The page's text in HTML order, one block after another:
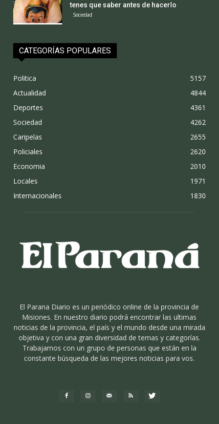
tenes que saber antes de hacerlo
Sociedad
CATEGORÍAS POPULARES
Politica
5157
Actualidad
4844
Deportes
4361
Sociedad
4262
Caripelas
2655
Policiales
2620
Economia
2010
Locales
1971
Internacionales
1830
El Parana Diario es un periódico online de la provincia de
Misiones. En nuestro diario podrá encontrar las ultimas
noticias de la provincia, el país y el mundo desde una mirada
objetiva y con una gran diversidad de temas y categorías.
Trabajamos con un grupo de personas que están en la
constante búsqueda de las mejores noticias para vos.